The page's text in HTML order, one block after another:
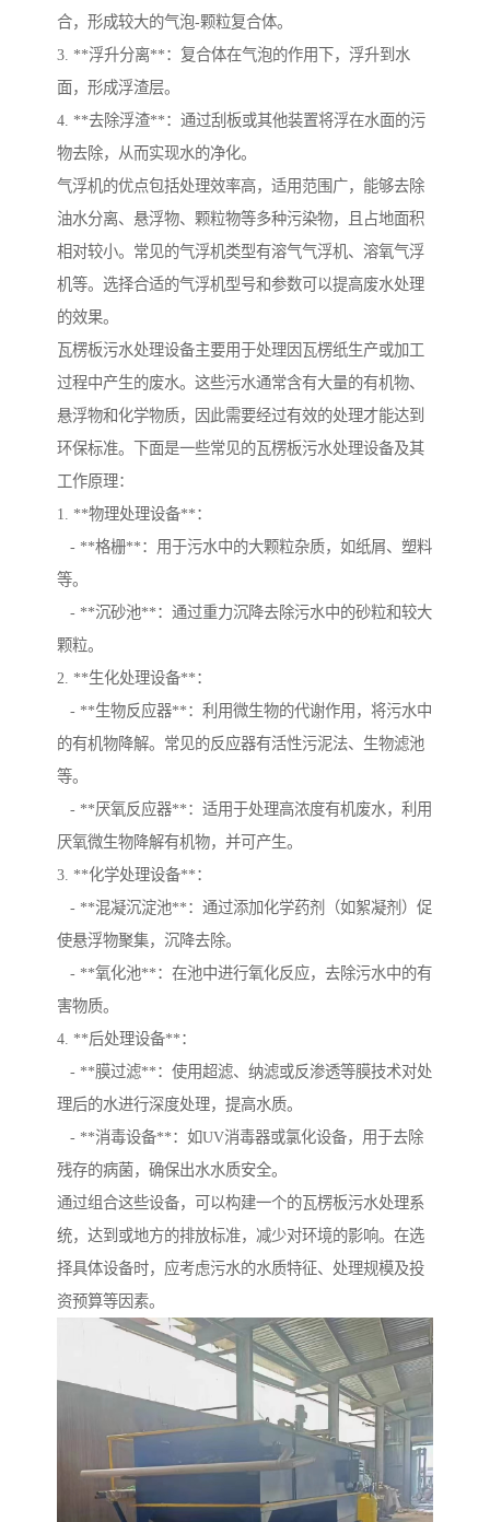
合，形成较大的气泡-颗粒复合体。
3. **浮升分离**：复合体在气泡的作用下，浮升到水
面，形成浮渣层。
4. **去除浮渣**：通过刮板或其他装置将浮在水面的污
物去除，从而实现水的净化。
气浮机的优点包括处理效率高，适用范围广，能够去除
油水分离、悬浮物、颗粒物等多种污染物，且占地面积
相对较小。常见的气浮机类型有溶气气浮机、溶氧气浮
机等。选择合适的气浮机型号和参数可以提高废水处理
的效果。
瓦楞板污水处理设备主要用于处理因瓦楞纸生产或加工
过程中产生的废水。这些污水通常含有大量的有机物、
悬浮物和化学物质，因此需要经过有效的处理才能达到
环保标准。下面是一些常见的瓦楞板污水处理设备及其
工作原理：
1. **物理处理设备**：
- **格栅**：用于污水中的大颗粒杂质，如纸屑、塑料
等。
- **沉砂池**：通过重力沉降去除污水中的砂粒和较大
颗粒。
2. **生化处理设备**：
- **生物反应器**：利用微生物的代谢作用，将污水中
的有机物降解。常见的反应器有活性污泥法、生物滤池
等。
- **厌氧反应器**：适用于处理高浓度有机废水，利用
厌氧微生物降解有机物，并可产生。
3. **化学处理设备**：
- **混凝沉淀池**：通过添加化学药剂（如絮凝剂）促
使悬浮物聚集，沉降去除。
- **氧化池**：在池中进行氧化反应，去除污水中的有
害物质。
4. **后处理设备**：
- **膜过滤**：使用超滤、纳滤或反渗透等膜技术对处
理后的水进行深度处理，提高水质。
- **消毒设备**：如UV消毒器或氯化设备，用于去除
残存的病菌，确保出水水质安全。
通过组合这些设备，可以构建一个的瓦楞板污水处理系
统，达到或地方的排放标准，减少对环境的影响。在选
择具体设备时，应考虑污水的水质特征、处理规模及投
资预算等因素。